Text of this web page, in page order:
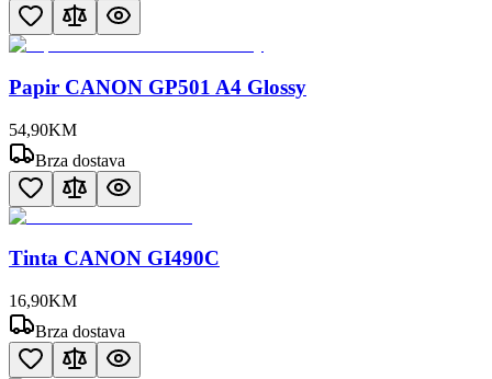
Papir CANON GP501 A4 Glossy
54,90KM
Brza dostava
Tinta CANON GI490C
16,90KM
Brza dostava